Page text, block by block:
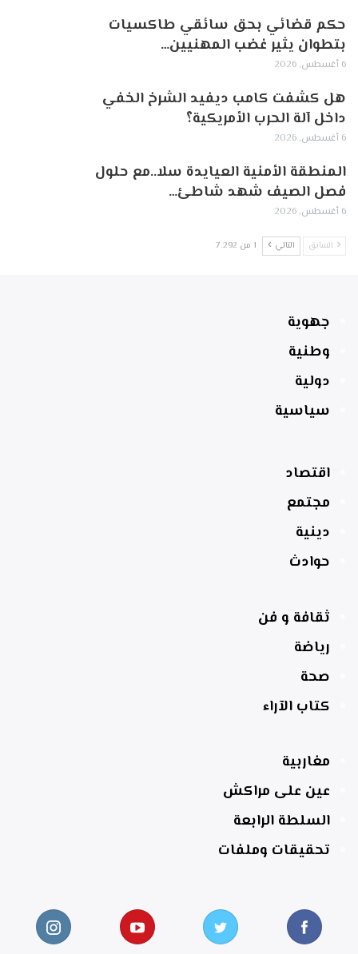
حكم قضائي بحق سائقي طاكسيات
بتطوان يثير غضب المهنيين…
6 أغسطس, 2026
هل كشفت كامب ديفيد الشرخ الخفي
داخل آلة الحرب الأمريكية؟
6 أغسطس, 2026
‏المنطقة الأمنية العيايدة سلا..مع حلول
فصل الصيف شهد شاطئ…
6 أغسطس, 2026
السابق التالي 1 من 7٬292
جهوية
وطنية
دولية
سياسية
اقتصاد
مجتمع
دينية
حوادث
ثقافة و فن
رياضة
صحة
كتاب الآراء
مغاربية
عين على مراكش
السلطة الرابعة
تحقيقات وملفات